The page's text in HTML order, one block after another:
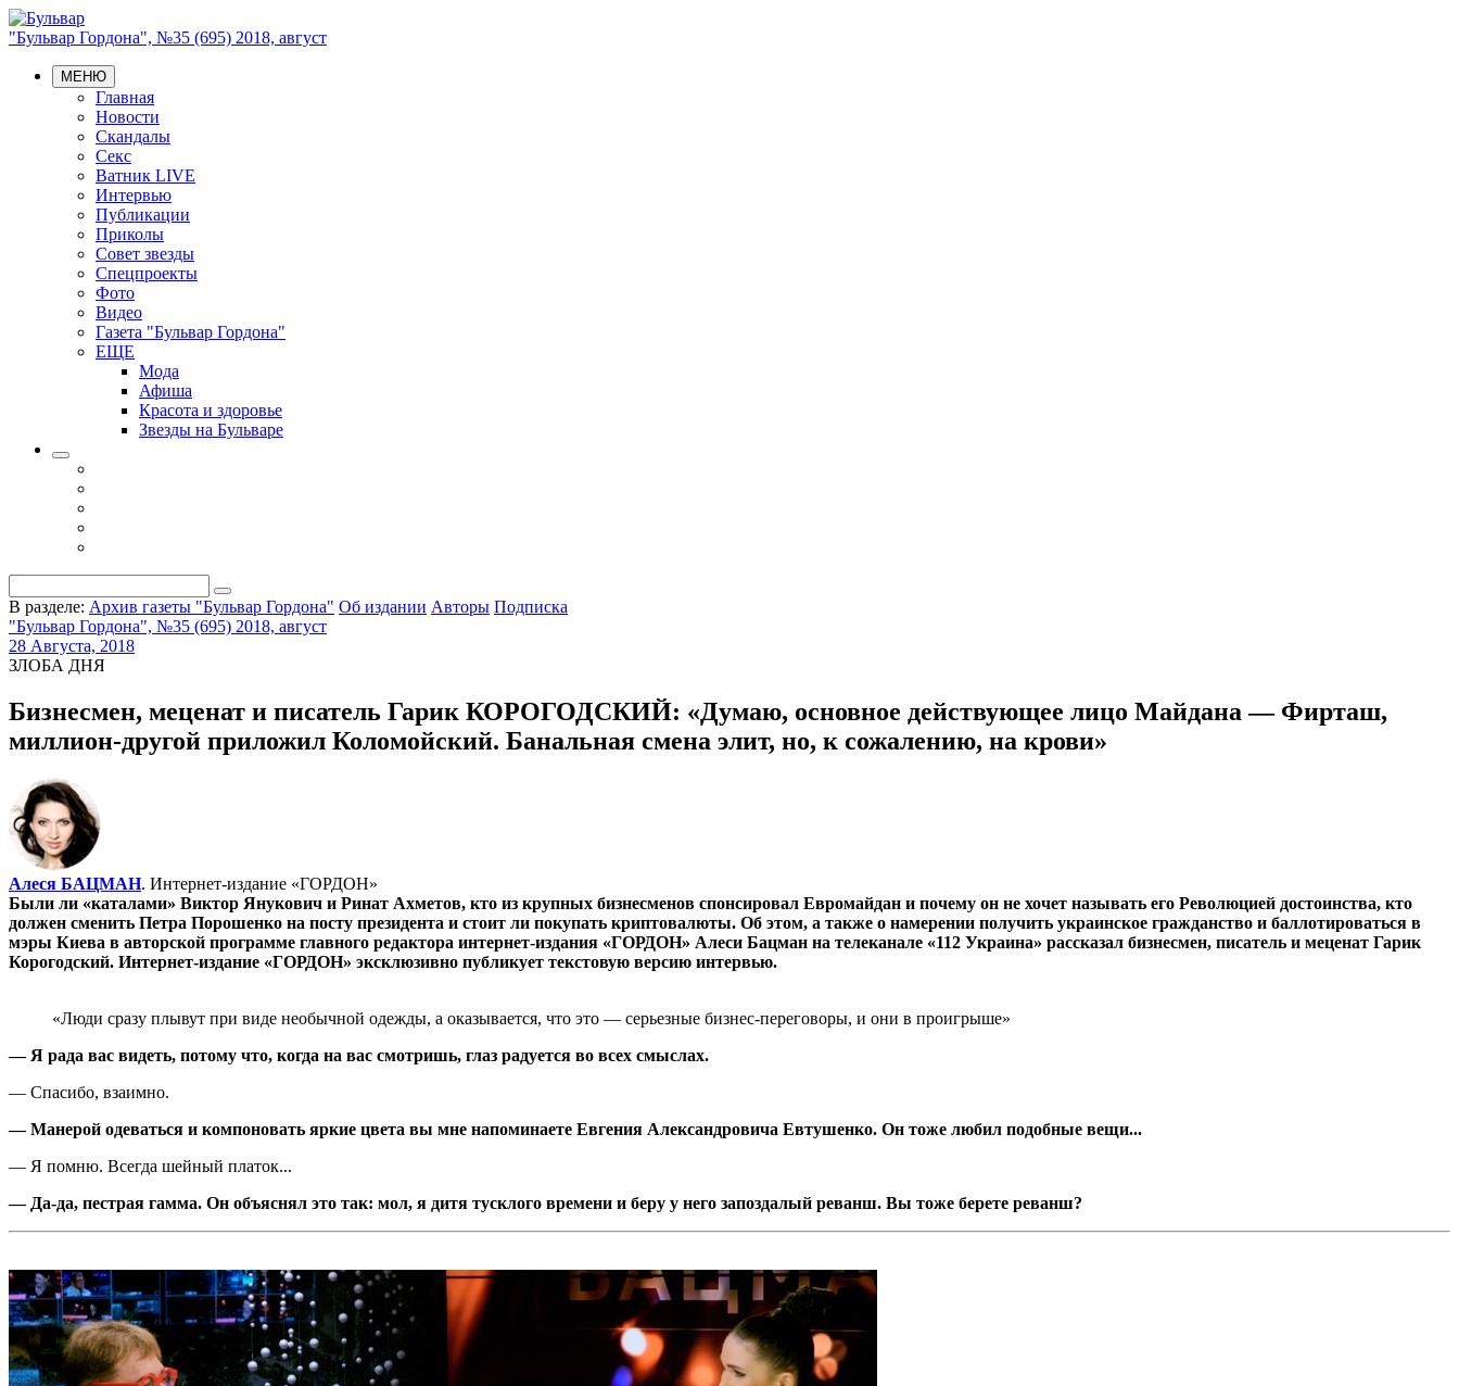
"Бульвар Гордона", №35 (695) 2018, август
МЕНЮ
Главная
Новости
Скандалы
Секс
Ватник LIVE
Интервью
Публикации
Приколы
Совет звезды
Спецпроекты
Фото
Видео
Газета "Бульвар Гордона"
ЕЩЕ
Мода
Афиша
Красота и здоровье
Звезды на Бульваре
В разделе: Архив газеты "Бульвар Гордона" Об издании Авторы Подписка
"Бульвар Гордона", №35 (695) 2018, август
28 Августа, 2018
ЗЛОБА ДНЯ
Бизнесмен, меценат и писатель Гарик КОРОГОДСКИЙ: «Думаю, основное действующее лицо Майдана — Фирташ,
миллион-другой приложил Коломойский. Банальная смена элит, но, к сожалению, на крови»
Алеся БАЦМАН. Интернет-издание «ГОРДОН»
Были ли «каталами» Виктор Янукович и Ринат Ахметов, кто из крупных бизнесменов спонсировал Евромайдан и почему он не хочет называть его Революцией достоинства, кто
должен сменить Петра Порошенко на посту президента и стоит ли покупать криптовалюты. Об этом, а также о намерении получить украинское гражданство и баллотироваться в
мэры Киева в авторской программе главного редактора интернет-издания «ГОРДОН» Алеси Бацман на телеканале «112 Украина» рассказал бизнесмен, писатель и меценат Гарик
Корогодский. Интернет-издание «ГОРДОН» эксклюзивно публикует текстовую версию интервью.
«Люди сразу плывут при виде необычной одежды, а оказывается, что это — серьезные бизнес-переговоры, и они в проигрыше»
— Я рада вас видеть, потому что, когда на вас смотришь, глаз радуется во всех смыслах.
— Спасибо, взаимно.
— Манерой одеваться и компоновать яркие цвета вы мне напоминаете Евгения Александровича Евтушенко. Он тоже любил подобные вещи...
— Я помню. Всегда шейный платок...
— Да-да, пестрая гамма. Он объяснял это так: мол, я дитя тусклого времени и беру у него запоздалый реванш. Вы тоже берете реванш?